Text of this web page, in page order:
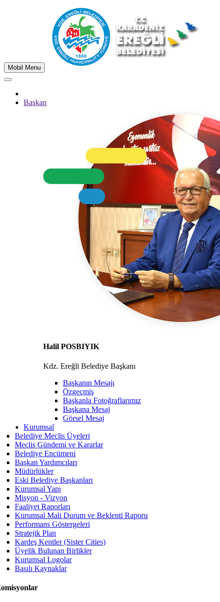
Mobil Menu
Başkan
Halil POSBIYIK
Kdz. Ereğli Belediye Başkanı
Başkanın Mesajı
Özgeçmiş
Başkanla Fotoğraflarımız
Başkana Mesaj
Görsel Mesaj
Kurumsal
Belediye Meclis Üyeleri
Meclis Gündemi ve Kararlar
Belediye Encümeni
Başkan Yardımcıları
Müdürlükler
Eski Belediye Başkanları
Kurumsal Yapı
Misyon - Vizyon
Faaliyet Raporları
Kurumsal Mali Durum ve Beklenti Raporu
Performans Göstergeleri
Stratejik Plan
Kardeş Kentler (Sister Cities)
Üyelik Bulunan Birlikler
Kurumsal Logolar
Basılı Kaynaklar